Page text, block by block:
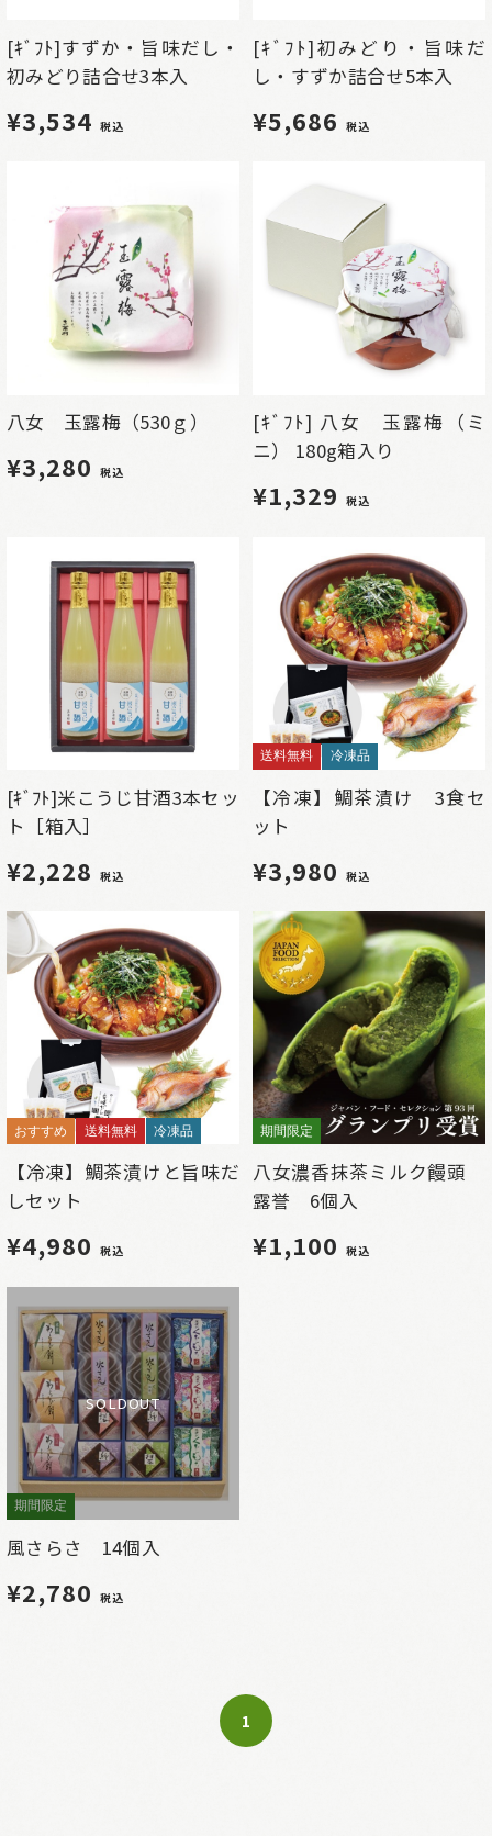
[ｷﾞﾌﾄ]すずか・旨味だし・
初みどり詰合せ3本入
¥3,534 税込
[ｷﾞﾌﾄ]初みどり・旨味だ
し・すずか詰合せ5本入
¥5,686 税込
八女 玉露梅（530ｇ）
¥3,280 税込
[ｷﾞﾌﾄ] 八女 玉露梅（ミ
ニ） 180g箱入り
¥1,329 税込
[ｷﾞﾌﾄ]米こうじ甘酒3本セッ
ト［箱入］
¥2,228 税込
送料無料 冷凍品
【冷凍】鯛茶漬け 3食セ
ット
¥3,980 税込
おすすめ 送料無料 冷凍品
【冷凍】鯛茶漬けと旨味だ
しセット
¥4,980 税込
期間限定
八女濃香抹茶ミルク饅頭
露誉 6個入
¥1,100 税込
SOLDOUT
期間限定
風さらさ 14個入
¥2,780 税込
1